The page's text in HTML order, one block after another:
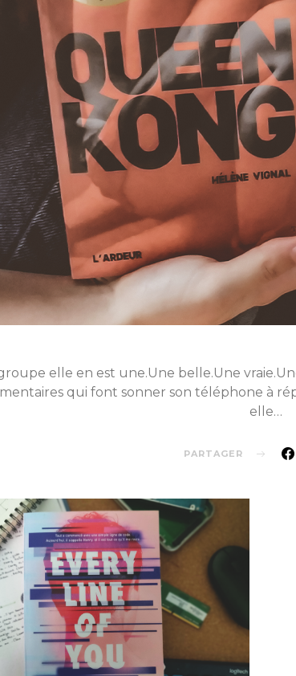
elle en est une.Une belle.Une
qui font sonner son téléphone à
elle…
PARTAGER